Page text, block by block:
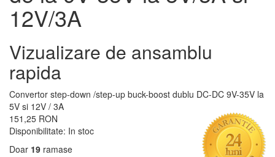
12V/3A
Vizualizare de ansamblu
rapida
Convertor step-down /step-up buck-boost dublu DC-DC 9V-35V la
5V si 12V / 3A
151,25 RON
Disponibilitate: In stoc
Doar 19 ramase